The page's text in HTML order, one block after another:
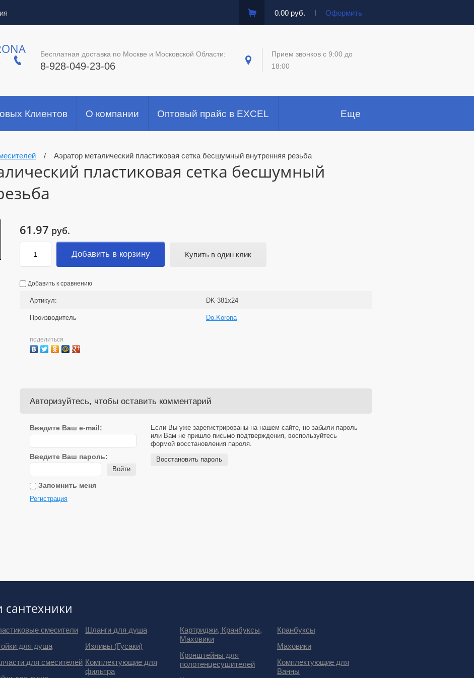
0.00 руб. Оформить
Бесплатная доставка по Москве и Московской Области:
8-928-049-23-06
Прием звонков c 9:00 до
18:00
Клиентов О компании Оптовый прайс в EXCEL Еще
/ Аэратор металический пластиковая сетка бесшумный внутренняя резьба
пластиковая сетка бесшумный
61.97 руб.
Добавить в корзину Купить в один клик
Добавить к сравнению
Артикул: DK-381х24
Производитель Do.Korona
поделиться
Авторизуйтесь, чтобы оставить комментарий
Введите Ваш e-mail:
Введите Ваш пароль:
Войти
Запомнить меня
Регистрация
Если Вы уже зарегистрированы на нашем сайте, но забыли пароль
или Вам не пришло письмо подтверждения, воспользуйтесь
формой восстановления пароля.
Восстановить пароль
смесители
для душа
для смесителей
Шланги для душа
Изливы (Гусаки)
Комплектующие для
фильтра
Картриджи, Кранбуксы,
Маховики
Кронштейны для
полотенцесушителей
Кранбуксы
Маховики
Комплектующие для
Ванны